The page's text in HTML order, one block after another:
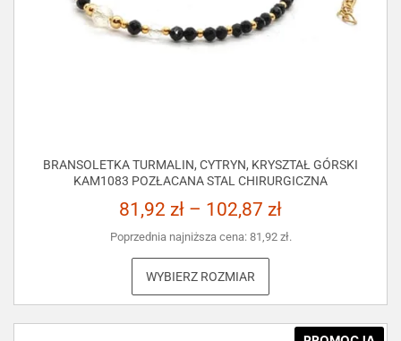
BRANSOLETKA TURMALIN, CYTRYN, KRYSZTAŁ GÓRSKI
KAM1083 POZŁACANA STAL CHIRURGICZNA
81,92 zł – 102,87 zł
Poprzednia najniższa cena: 81,92 zł.
WYBIERZ ROZMIAR